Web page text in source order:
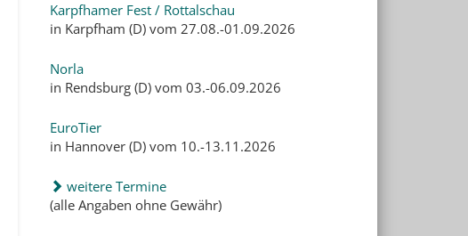
Karpfhamer Fest / Rottalschau
in Karpfham (D) vom 27.08.-01.09.2026
Norla
in Rendsburg (D) vom 03.-06.09.2026
EuroTier
in Hannover (D) vom 10.-13.11.2026
weitere Termine
(alle Angaben ohne Gewähr)